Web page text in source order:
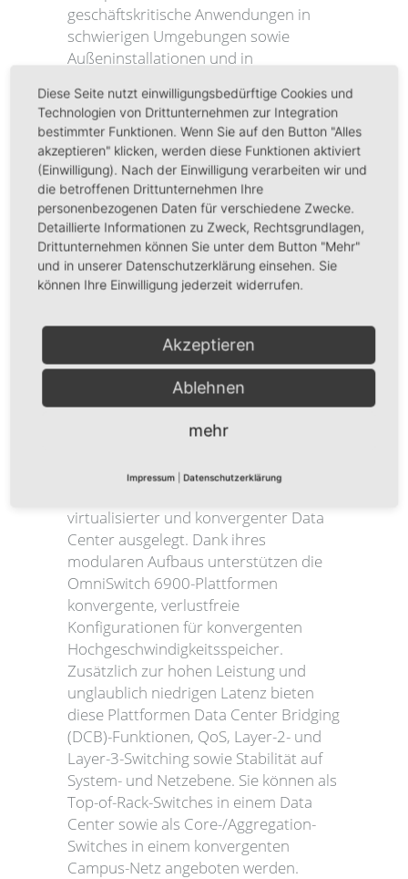
geschäftskritische Anwendungen in
schwierigen Umgebungen sowie
Außeninstallationen und in
Temperaturen. Der Switch bietet die
besten verfügbaren Funktionen wie
SPB-M-Unterstützung, ein großzügiges
PoE-Budget und HPoE zur
Stromversorgung von drahtlosen
Access Points.
OMNI-SWITCH
6900
Stapelbare Alcatel-Lucent OmniSwitch
6900 (OS6900) LAN-Switches sind
kompakte 10-Gigabit-Ethernet- (GbE)
und 40-GbE-Plattformen von hoher
Netze. Diese vielseitigen Plattformen
virtualisierter und konvergenter Data
Center ausgelegt. Dank ihres
modularen Aufbaus unterstützen die
OmniSwitch 6900-Plattformen
konvergente, verlustfreie
Konfigurationen für konvergenten
Hochgeschwindigkeitsspeicher.
Zusätzlich zur hohen Leistung und
unglaublich niedrigen Latenz bieten
diese Plattformen Data Center Bridging
(DCB)-Funktionen, QoS, Layer-2- und
Layer-3-Switching sowie Stabilität auf
System- und Netzebene. Sie können als
Top-of-Rack-Switches in einem Data
Center sowie als Core-/Aggregation-
Switches in einem konvergenten
Campus-Netz angeboten werden.
Diese Seite nutzt einwilligungsbedürftige Cookies und
Technologien von Drittunternehmen zur Integration
bestimmter Funktionen. Wenn Sie auf den Button "Alles
akzeptieren" klicken, werden diese Funktionen aktiviert
(Einwilligung). Nach der Einwilligung verarbeiten wir und
die betroffenen Drittunternehmen Ihre
personenbezogenen Daten für verschiedene Zwecke.
Detaillierte Informationen zu Zweck, Rechtsgrundlagen,
Drittunternehmen können Sie unter dem Button "Mehr"
und in unserer Datenschutzerklärung einsehen. Sie
können Ihre Einwilligung jederzeit widerrufen.
Akzeptieren
Ablehnen
mehr
Impressum Datenschutzerklärung